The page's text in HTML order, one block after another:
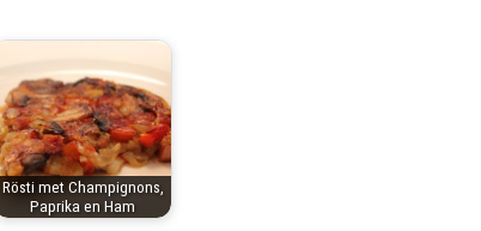
Rösti met Champignons,
Paprika en Ham